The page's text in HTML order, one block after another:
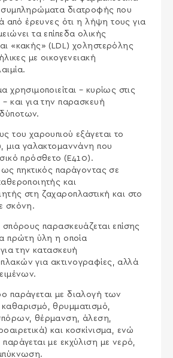
συμπληρώματα διατροφής που
από έρευνες ότι η λήψη τους για
τα επίπεδα ολικής
«κακής» (LDL) χοληστερόλης
με οικογενειακή
χρησιμοποιείται – κυρίως στις
και για την παρασκευή
του χαρουπιού εξάγεται το
μια γαλακτομαννάνη που
πρόσθετο (Ε410).
ως πηκτικός παράγοντας σε
και
στη ζαχαροπλαστική και στο
σκόνη.
παρασκευάζεται επίσης
πρώτη ύλη η οποία
για την κατασκευή
για ακτινογραφίες, αλλά
παράγεται με διαλογή των
θρυμματισμό,
θέρμανση, άλεση,
και κοσκίνισμα, ενώ
με εκχύλιση με νερό,